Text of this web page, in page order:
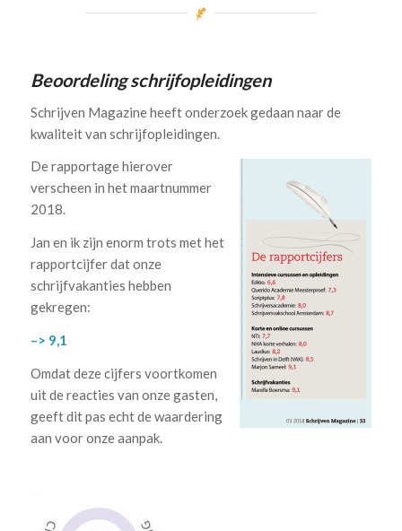
Beoordeling schrijfopleidingen
Schrijven Magazine heeft onderzoek gedaan naar de
kwaliteit van schrijfopleidingen.
De rapportage hierover
verscheen in het maartnummer
2018.
Jan en ik zijn enorm trots met het
rapportcijfer dat onze
schrijfvakanties hebben
gekregen:
–> 9,1
Omdat deze cijfers voortkomen
uit de reacties van onze gasten,
geeft dit pas echt de waardering
aan voor onze aanpak.